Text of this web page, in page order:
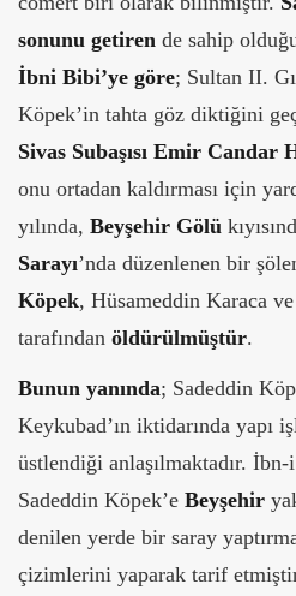
sonunu getiren de sahip
İbni Bibi’ye göre; Sultan II.
Köpek’in tahta göz diktiğini
Sivas Subaşısı Emir Candar
onu ortadan kaldırması için
yılında, Beyşehir Gölü
Sarayı’nda düzenlenen bir
Köpek, Hüsameddin Karaca
tarafından öldürülmüştür.
Bunun yanında; Sadeddin
Keykubad’ın iktidarında yapı
üstlendiği anlaşılmaktadır.
Sadeddin Köpek’e Beyşehir
denilen yerde bir saray
çizimlerini yaparak tarif